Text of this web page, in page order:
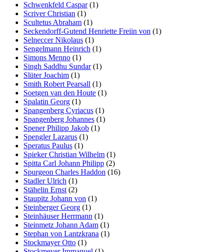
Schwenkfeld Caspar(1)
Scriver Christian (1)
Scultetus Abraham (1)
Seckendorff-Gutend Henriette Freiin von (1)
Selneccer Nikolaus (1)
Sengelmann Heinrich (1)
Simons Menno (1)
Singh Saddhu Sundar(1)
Slüter Joachim (1)
Smith Robert Pearsall (1)
Soetgen van den Houte (1)
Spalatin Georg (1)
Spangenberg Cyriacus (1)
Spangenberg Johannes (1)
Spener Philipp Jakob (1)
Spengler Lazarus (1)
Speratus Paulus (1)
Spieker Christian Wilhelm (1)
Spitta Carl Johann Philipp (2)
Spurgeon Charles Haddon (16)
Stadler Ulrich (1)
Stähelin Ernst (2)
Staupitz Johann von (1)
Steinberger Georg (1)
Steinhäuser Herrmann (1)
Steinmetz Johann Adam (1)
Stephan von Lantzkrana (1)
Stockmayer Otto (1)